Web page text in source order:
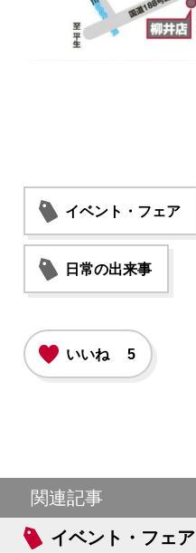
イベント・フェア
日常の出来事
いいね 5
関連記事
イベント・フェア